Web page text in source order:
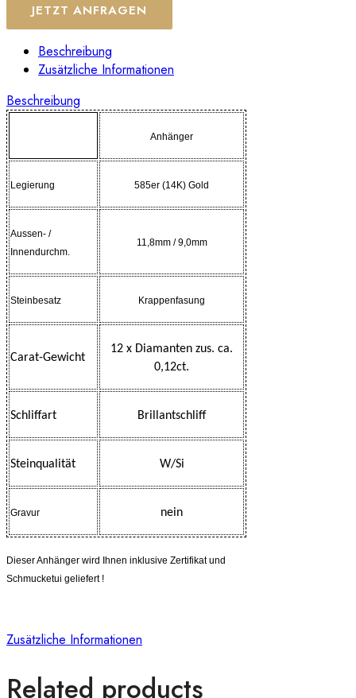
JETZT ANFRAGEN
Beschreibung
Zusätzliche Informationen
Beschreibung
Anhänger
Legierung 585er (14K) Gold
Aussen- /
Innendurchm.
11,8mm / 9,0mm
Steinbesatz Krappenfasung
Carat-Gewicht
12 x Diamanten zus. ca.
0,12ct.
Schliffart Brillantschliff
Steinqualität W/Si
Gravur nein
Dieser Anhänger wird Ihnen inklusive Zertifikat und
Schmucketui geliefert !
Zusätzliche Informationen
Related products